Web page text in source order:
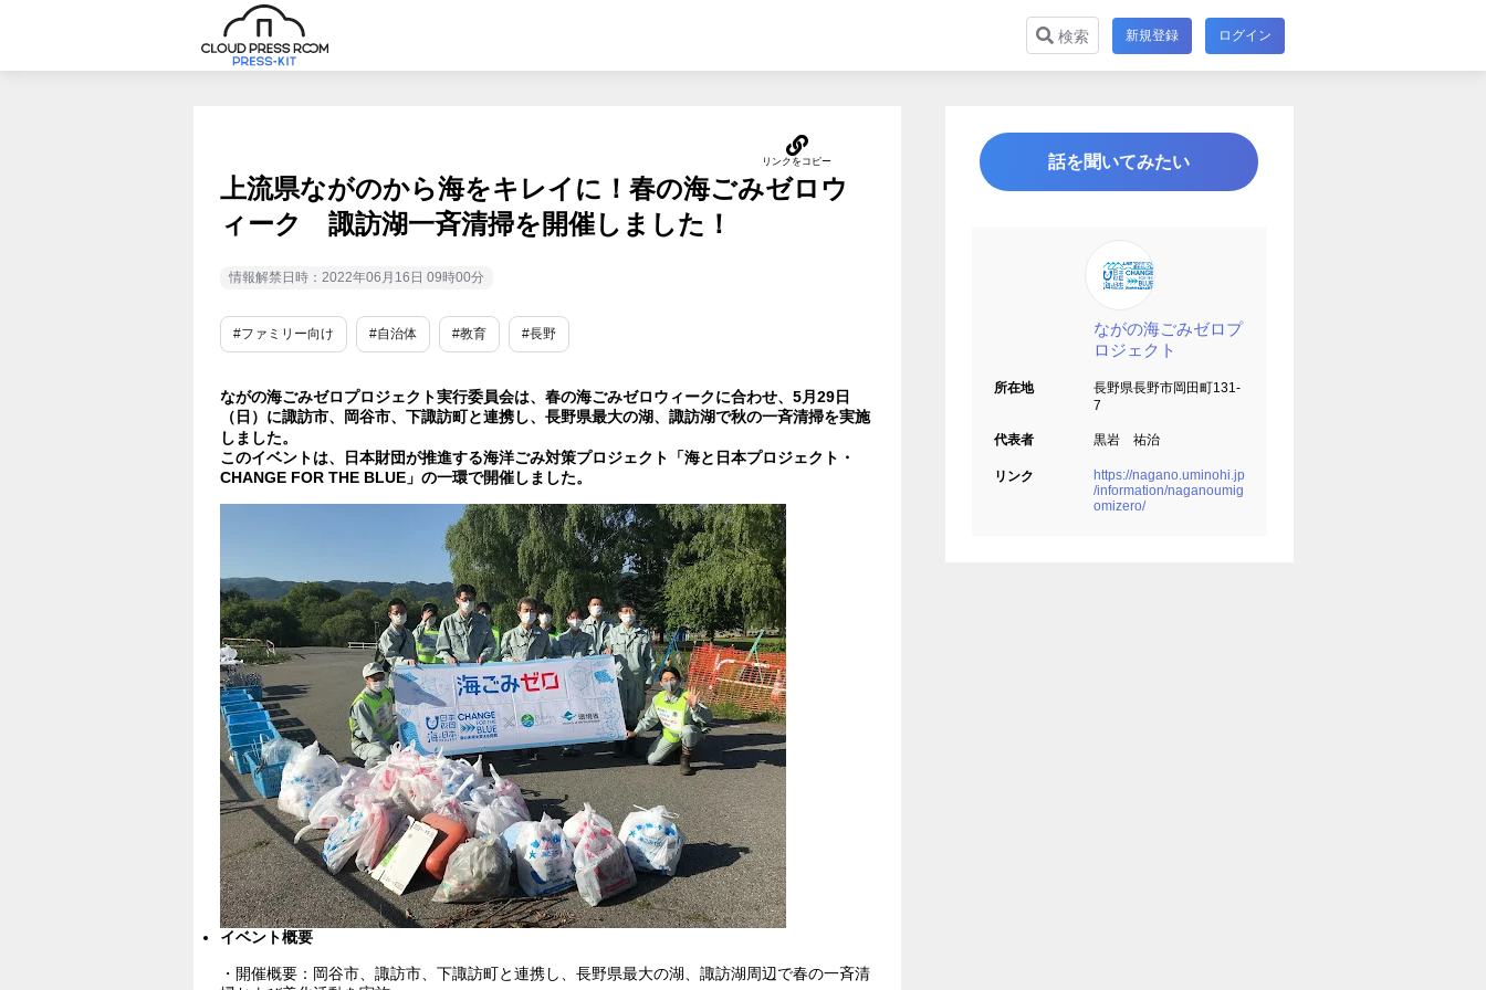
検索 新規登録 ログイン
上流県ながのから海をキレイに！春の海ごみゼロウ
ィーク 諏訪湖一斉清掃を開催しました！
情報解禁日時：2022年06月16日 09時00分
#ファミリー向け #自治体 #教育 #長野
ながの海ごみゼロプロジェクト実行委員会は、春の海ごみゼロウィークに合わせ、5月29日
（日）に諏訪市、岡谷市、下諏訪町と連携し、長野県最大の湖、諏訪湖で秋の一斉清掃を実施
しました。
このイベントは、日本財団が推進する海洋ごみ対策プロジェクト「海と日本プロジェクト・
CHANGE FOR THE BLUE」の一環で開催しました。
イベント概要
・開催概要：岡谷市、諏訪市、下諏訪町と連携し、長野県最大の湖、諏訪湖周辺で春の一斉清
話を聞いてみたい
ながの海ごみゼロプ
ロジェクト
所在地
長野県長野市岡田町131‐
7
代表者 黒岩 祐治
リンク
https://nagano.uminohi.jp
/information/naganoumig
omizero/